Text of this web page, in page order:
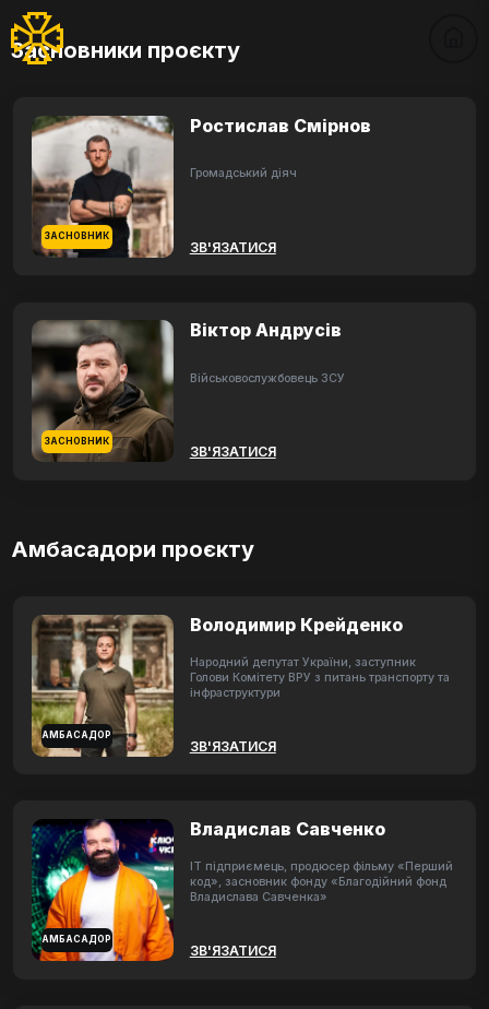
Засновники проєкту
ЗАСНОВНИК
Ростислав Смірнов
Громадський діяч
ЗВ'ЯЗАТИСЯ
ЗАСНОВНИК
Віктор Андрусів
Військовослужбовець ЗСУ
ЗВ'ЯЗАТИСЯ
Амбасадори проєкту
АМБАСАДОР
Володимир Крейденко
Народний депутат України, заступник
Голови Комітету ВРУ з питань транспорту та
інфраструктури
ЗВ'ЯЗАТИСЯ
АМБАСАДОР
Владислав Савченко
ІТ підприємець, продюсер фільму «Перший
код», засновник фонду «Благодійний фонд
Владислава Савченка»
ЗВ'ЯЗАТИСЯ